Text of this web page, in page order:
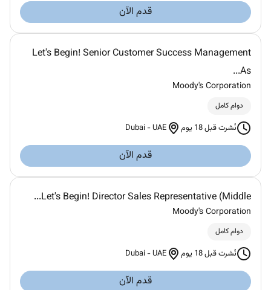
قدم الآن
Let's Begin! Senior Customer Success Management
As...
Moody's Corporation
دوام كامل
نُشرت قبل 18 يوم Dubai -UAE
قدم الآن
Let's Begin! Director Sales Representative (Middle...
Moody's Corporation
دوام كامل
نُشرت قبل 18 يوم Dubai -UAE
قدم الآن